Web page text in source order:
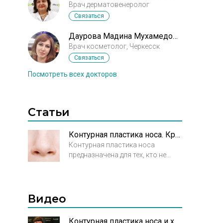
Врач дерматовенеролог
Связаться
Даурова Мадина Мухамедовна
Врач косметолог, Черкесск
Связаться
Посмотреть всех докторов
Статьи
Контурная пластика носа. Красиво. Безопасно. Обратимо
Контурная пластика носа
предназначена для тех, кто не
Видео